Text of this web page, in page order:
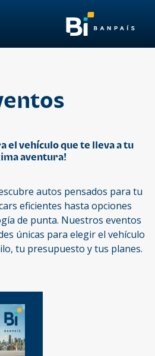
el vehículo que te lleva a tu
aventura!
autos pensados para tu
eficientes hasta opciones
de punta. Nuestros eventos
únicas para elegir el vehículo
tu presupuesto y tus planes.